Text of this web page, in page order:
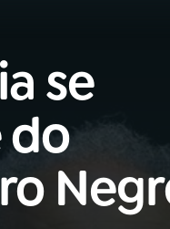
se
do